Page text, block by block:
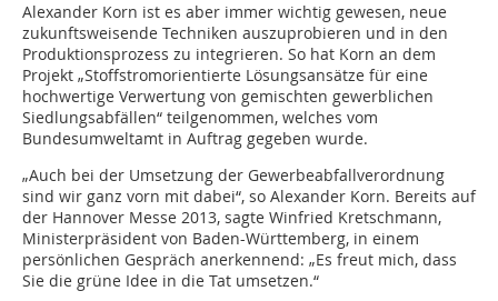
Alexander Korn ist es aber immer wichtig gewesen, neue
zukunftsweisende Techniken auszuprobieren und in den
Produktionsprozess zu integrieren. So hat Korn an dem
Projekt „Stoffstromorientierte Lösungsansätze für eine
hochwertige Verwertung von gemischten gewerblichen
Siedlungsabfällen“ teilgenommen, welches vom
Bundesumweltamt in Auftrag gegeben wurde.
„Auch bei der Umsetzung der Gewerbeabfallverordnung
sind wir ganz vorn mit dabei“, so Alexander Korn. Bereits auf
der Hannover Messe 2013, sagte Winfried Kretschmann,
Ministerpräsident von Baden-Württemberg, in einem
persönlichen Gespräch anerkennend: „Es freut mich, dass
Sie die grüne Idee in die Tat umsetzen.“